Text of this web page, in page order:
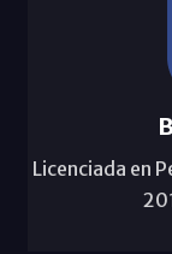
Licenciada en